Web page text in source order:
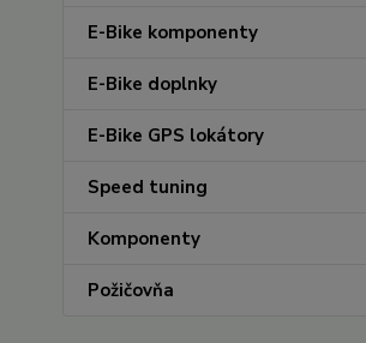
E-Bike komponenty
E-Bike doplnky
E-Bike GPS lokátory
Speed tuning
Komponenty
Požičovňa